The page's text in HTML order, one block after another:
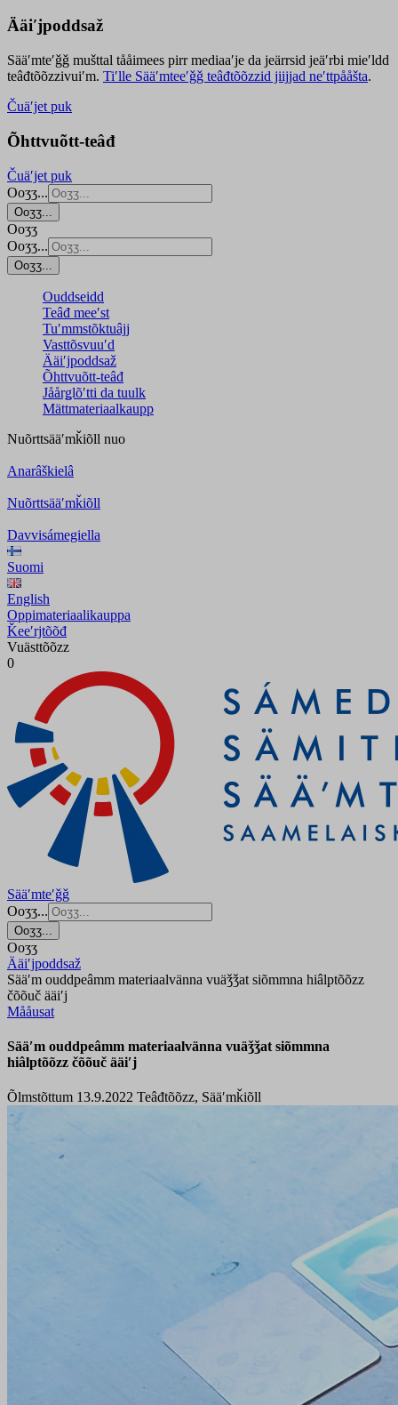
Ääiʹjpoddsaž
Sääʹmteʹǧǧ mušttal tååimees pirr mediaaʹje da jeärrsid jeäʹrbi mieʹldd
teâđtõõzzivuiʹm. Tiʹlle Sääʹmteeʹǧǧ teâđtõõzzid jiijjad neʹttpååšta.
Čuäʹjet puk
Õhttvuõtt-teâđ
Čuäʹjet puk
Ooʒʒ...
Ooʒʒ...
Ooʒʒ
Ooʒʒ...
Ooʒʒ...
Ouddseidd
Teâđ meeʹst
Tuʹmmstõktuâjj
Vasttõsvuuʹd
Ääiʹjpoddsaž
Õhttvuõtt-teâđ
Jåårǥlõʹtti da tuulk
Mättmateriaalkaupp
Nuõrttsääʹmǩiõll nuo
Anarâškielâ
Nuõrttsääʹmǩiõll
Davvisámegiella
Suomi
English
Oppimateriaalikauppa
Ǩeeʹrjtõõđ
Vuästtõõzz
0
Sääʹmteʹǧǧ
Ooʒʒ...
Ooʒʒ...
Ooʒʒ
Ääiʹjpoddsaž
Sääʹm ouddpeâmm materiaalvänna vuäǯǯat siõmmna hiâlptõõzz
čõõuč ääiʹj
Mååusat
Sääʹm ouddpeâmm materiaalvänna vuäǯǯat siõmmna
hiâlptõõzz čõõuč ääiʹj
Õlmstõttum 13.9.2022 Teâđtõõzz, Sääʹmǩiõll